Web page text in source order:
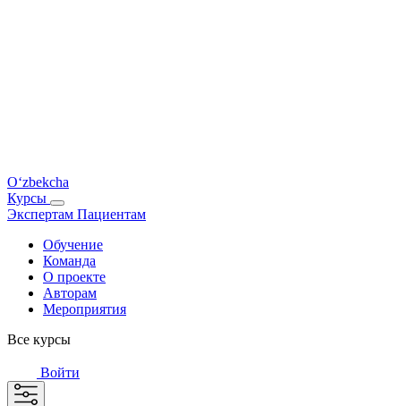
O‘zbekcha
Курсы
Экспертам Пациентам
Обучение
Команда
О проекте
Авторам
Мероприятия
Все курсы
Войти